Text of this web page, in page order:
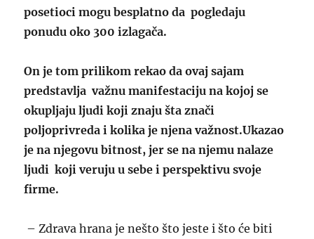
posetioci mogu besplatno da pogledaju
ponudu oko 300 izlagača.
On je tom prilikom rekao da ovaj sajam
predstavlja važnu manifestaciju na kojoj se
okupljaju ljudi koji znaju šta znači
poljoprivreda i kolika je njena važnost.Ukazao
je na njegovu bitnost, jer se na njemu nalaze
ljudi koji veruju u sebe i perspektivu svoje
firme.
– Zdrava hrana je nešto što jeste i što će biti